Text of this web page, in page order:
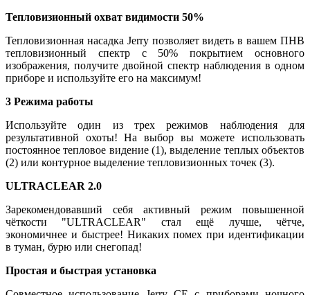
Тепловизионный охват видимости 50%
Тепловизионная насадка Jerry позволяет видеть в вашем ПНВ
тепловизионный спектр с 50% покрытием основного
изображения, получите двойной спектр наблюдения в одном
приборе и используйте его на максимум!
3 Режима работы
Используйте один из трех режимов наблюдения для
результативной охоты! На выбор вы можете использовать
постоянное тепловое видение (1), выделение теплых объектов
(2) или контурное выделение тепловизионных точек (3).
ULTRACLEAR 2.0
Зарекомендовавший себя активный режим повышенной
чёткости "ULTRACLEAR" стал ещё лучше, чётче,
экономичнее и быстрее! Никаких помех при идентификации
в туман, бурю или снегопад!
Простая и быстрая установка